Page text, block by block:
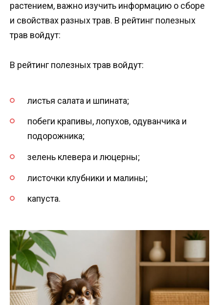
растением, важно изучить информацию о сборе
и свойствах разных трав. В рейтинг полезных
трав войдут:
В рейтинг полезных трав войдут:
листья салата и шпината;
побеги крапивы, лопухов, одуванчика и
подорожника;
зелень клевера и люцерны;
листочки клубники и малины;
капуста.